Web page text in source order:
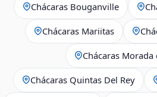
Chácaras Bouganville
Chácaras Mariitas
Chácaras Morada
Chácaras Quintas Del Rey